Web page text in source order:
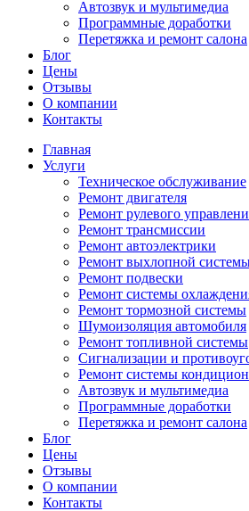
Автозвук и мультимедиа
Программные доработки
Перетяжка и ремонт салона
Блог
Цены
Отзывы
О компании
Контакты
Главная
Услуги
Техническое обслуживание
Ремонт двигателя
Ремонт рулевого
Ремонт трансмиссии
Ремонт автоэлектрики
Ремонт выхлопной
Ремонт подвески
Ремонт системы
Ремонт тормозной системы
Шумоизоляция автомобиля
Ремонт топливной системы
Сигнализации и
Ремонт системы
Автозвук и мультимедиа
Программные доработки
Перетяжка и ремонт салона
Блог
Цены
Отзывы
О компании
Контакты